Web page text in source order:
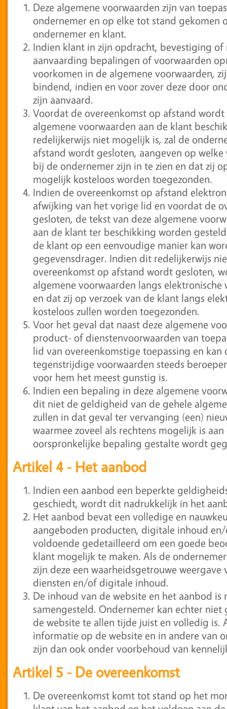
Deze algemene voorwaarden zijn van
ondernemer en op elke tot stand gekomen
ondernemer en klant.
Indien klant in zijn opdracht, bevestiging
aanvaarding bepalingen of voorwaarden
voorkomen in de algemene voorwaarden,
bindend, indien en voor zover deze door
zijn aanvaard.
Voordat de overeenkomst op afstand
algemene voorwaarden aan de klant
redelijkerwijs niet mogelijk is, zal de
afstand wordt gesloten, aangeven op
bij de ondernemer zijn in te zien en dat zij
mogelijk kosteloos worden toegezonden.
Indien de overeenkomst op afstand
afwijking van het vorige lid en voordat de
gesloten, de tekst van deze algemene
aan de klant ter beschikking worden
de klant op een eenvoudige manier kan
gegevensdrager. Indien dit redelijkerwijs
overeenkomst op afstand wordt gesloten,
algemene voorwaarden langs
en dat zij op verzoek van de klant langs
kosteloos zullen worden toegezonden.
Voor het geval dat naast deze algemene
product- of dienstenvoorwaarden van
lid van overeenkomstige toepassing en kan
tegenstrijdige voorwaarden steeds
voor hem het meest gunstig is.
Indien een bepaling in deze algemene
dit niet de geldigheid van de gehele
zullen in dat geval ter vervanging (een)
waarmee zoveel als rechtens mogelijk is
oorspronkelijke bepaling gestalte wordt
Artikel 4 - Het aanbod
Indien een aanbod een beperkte
geschiedt, wordt dit nadrukkelijk in het
Het aanbod bevat een volledige en
aangeboden producten, digitale inhoud
voldoende gedetailleerd om een goede
klant mogelijk te maken. Als de
zijn deze een waarheidsgetrouwe
diensten en/of digitale inhoud.
De inhoud van de website en het aanbod
samengesteld. Ondernemer kan echter
de website te allen tijde juist en volledig is.
informatie op de website en in andere van
zijn dan ook onder voorbehoud van
Artikel 5 - De overeenkomst
De overeenkomst komt tot stand op het